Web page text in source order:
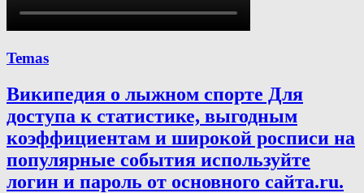
Temas
Википедия о лыжном спорте Для
доступа к статистике, выгодным
коэффициентам и широкой росписи на
популярные события используйте
логин и пароль от основного сайта.ru.